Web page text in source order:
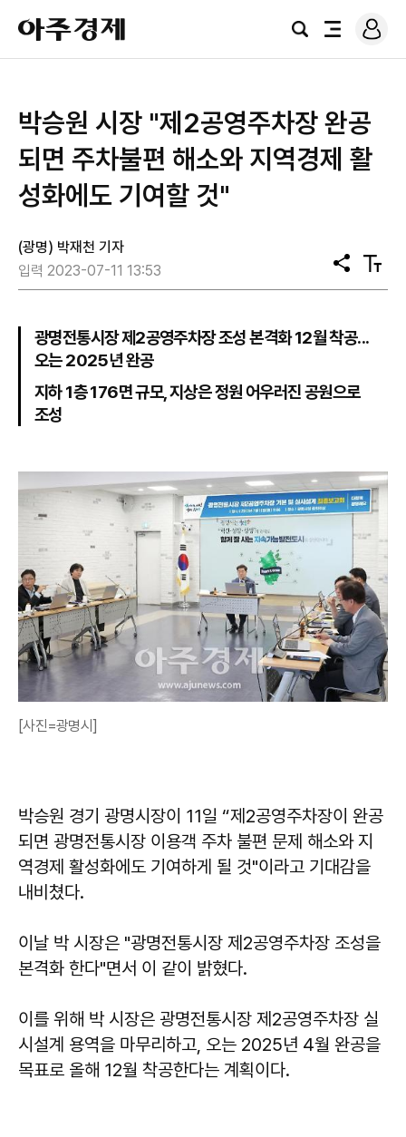
아
주
경
검
전
로
그
박승원 시장 "제2공영주차장 완공
되면 주차불편 해소와 지역경제 활
성화에도 기여할 것"
(광명) 박재천 기자
입력 2023-07-11 13:53
공
유
텍
스
광명전통시장 제2공영주차장 조성 본격화 12월 착공...
오는 2025년 완공
지하 1층 176면 규모, 지상은 정원 어우러진 공원으로
조성
[사진=광명시]
박승원 경기 광명시장이 11일 “제2공영주차장이 완공
되면 광명전통시장 이용객 주차 불편 문제 해소와 지
역경제 활성화에도 기여하게 될 것"이라고 기대감을
내비쳤다.
이날 박 시장은 "광명전통시장 제2공영주차장 조성을
본격화 한다"면서 이 같이 밝혔다.
이를 위해 박 시장은 광명전통시장 제2공영주차장 실
시설계 용역을 마무리하고, 오는 2025년 4월 완공을
목표로 올해 12월 착공한다는 계획이다.